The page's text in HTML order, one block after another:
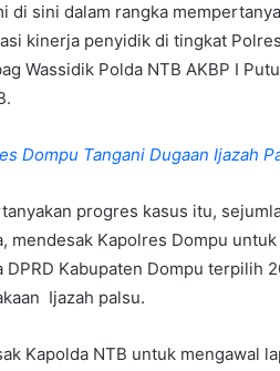
di sini dalam rangka
kinerja penyidik di tingkat
Wassidik Polda NTB AKBP I
Dompu Tangani Dugaan Ijazah
progres kasus itu,
mendesak Kapolres Dompu
DPRD Kabupaten Dompu terpilih
Ijazah palsu.
Kapolda NTB untuk mengawal